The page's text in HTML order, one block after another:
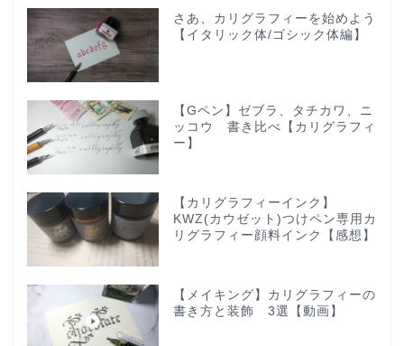
さあ、カリグラフィーを始めよう
【イタリック体/ゴシック体編】
【Gペン】ゼブラ、タチカワ、ニ
ッコウ 書き比べ【カリグラフィ
ー】
【カリグラフィーインク】
KWZ(カウゼット)つけペン専用カ
リグラフィー顔料インク【感想】
【メイキング】カリグラフィーの
書き方と装飾 3選【動画】